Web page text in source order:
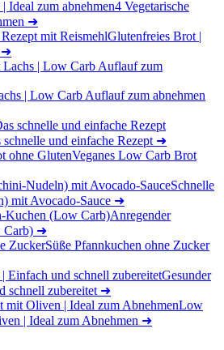
4 Vegetarische
➜
Glutenfreies Brot |
➜
| Low Carb Auflauf zum abnehmen
und einfache Rezept ➜
Veganes Low Carb Brot
Schnelle
mit Avocado-Sauce ➜
Anregender
Carb) ➜
Süße Pfannkuchen ohne Zucker
Gesunder
schnell zubereitet ➜
Low
| Ideal zum Abnehmen ➜